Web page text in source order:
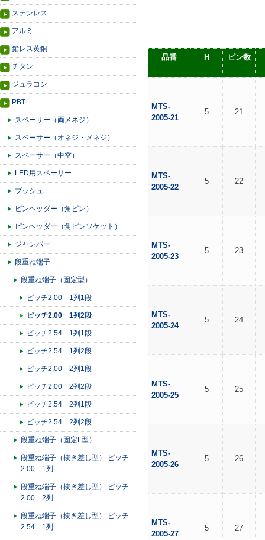
ステンレス
アルミ
鉛レス黄銅
チタン
ジュラコン
PBT
スペーサー（両メネジ）
スペーサー（オネジ・メネジ）
スペーサー（中空）
LED用スペーサー
ブッシュ
ピンヘッダー（角ピン）
ピンヘッダー（角ピンソケット）
ジャンパー
段重ね端子
段重ね端子（固定型）
ピッチ2.00 1列1段
ピッチ2.00 1列2段
ピッチ2.54 1列1段
ピッチ2.54 1列2段
ピッチ2.00 2列1段
ピッチ2.00 2列2段
ピッチ2.54 2列1段
ピッチ2.54 2列2段
段重ね端子（固定L型）
段重ね端子（抜き差し型） ピッチ
2.00 1列
段重ね端子（抜き差し型） ピッチ
2.00 2列
段重ね端子（抜き差し型） ピッチ
2.54 1列
品番 H ピン数
MTS-
2005-21
5 21
MTS-
2005-22
5 22
MTS-
2005-23
5 23
MTS-
2005-24
5 24
MTS-
2005-25
5 25
MTS-
2005-26
5 26
MTS-
2005-27
5 27